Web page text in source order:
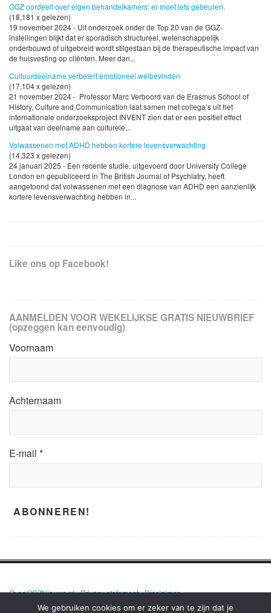
GGZ oordeelt over eigen behandelkamers: er moet iets gebeuren.
(18,181 x gelezen)
19 november 2024 - Uit onderzoek onder de Top 20 van de GGZ-
instellingen blijkt dat er sporadisch structureel, wetenschappelijk
onderbouwd of uitgebreid wordt stilgestaan bij de therapeutische impact van
de huisvesting op cliënten. Meer dan...
Cultuurdeelname verbetert emotioneel welbevinden
(17,104 x gelezen)
21 november 2024 - Professor Marc Verboord van de Erasmus School of
History, Culture and Communication laat samen met collega’s uit het
internationale onderzoeksproject INVENT zien dat er een positief effect
uitgaat van deelname aan culturele...
Volwassenen met ADHD hebben kortere levensverwachting
(14,323 x gelezen)
24 januari 2025 - Een recente studie, uitgevoerd door University College
London en gepubliceerd in The British Journal of Psychiatry, heeft
aangetoond dat volwassenen met een diagnose van ADHD een aanzienlijk
kortere levensverwachting hebben in...
Like ons op Facebook!
AANMELDEN VOOR WEKELIJKSE GRATIS NIEUWBRIEF
(opzeggen kan eenvoudig)
Voornaam
Achternaam
E-mail *
Over GGZNieuws.nl•Privacy statement•Disclaimer
We gebruiken cookies om er zeker van te zijn dat je